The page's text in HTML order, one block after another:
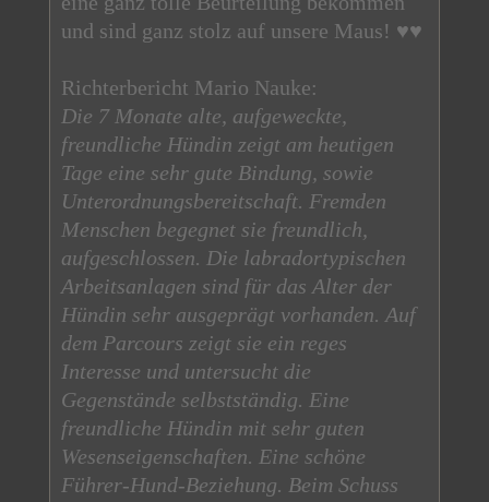
und sind ganz stolz auf unsere Maus! ♥♥
Richterbericht Mario Nauke:
Die 7 Monate alte, aufgeweckte,
freundliche Hündin zeigt am heutigen
Tage eine sehr gute Bindung, sowie
Unterordnungsbereitschaft. Fremden
Menschen begegnet sie freundlich,
aufgeschlossen. Die labradortypischen
Arbeitsanlagen sind für das Alter der
Hündin sehr ausgeprägt vorhanden. Auf
dem Parcours zeigt sie ein reges
Interesse und untersucht die
Gegenstände selbstständig. Eine
freundliche Hündin mit sehr guten
Wesenseigenschaften. Eine schöne
Führer-Hund-Beziehung. Beim Schuss